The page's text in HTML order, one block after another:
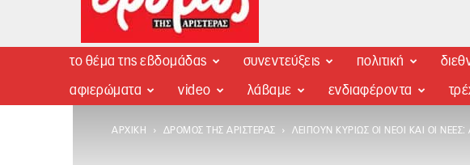
το θέμα της εβδομάδας συνεντεύξεις πολιτική
αφιερώματα video λάβαμε ενδιαφέροντα
ΑΡΧΙΚΉ ΔΡΌΜΟΣ ΤΗΣ ΑΡΙΣΤΕΡΆΣ ΛΕΊΠΟΥΝ ΚΥΡΊΩΣ ΟΙ ΝΈΟΙ ΚΑΙ ΟΙ